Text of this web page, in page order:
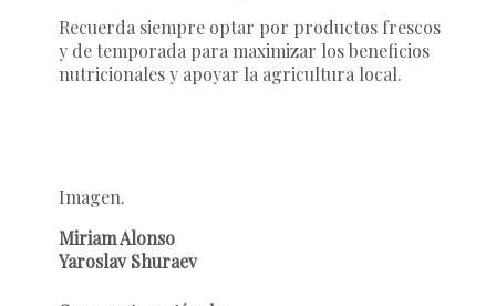
Recuerda siempre optar por productos frescos
y de temporada para maximizar los beneficios
nutricionales y apoyar la agricultura local.
Imagen.
Miriam Alonso
Yaroslav Shuraev